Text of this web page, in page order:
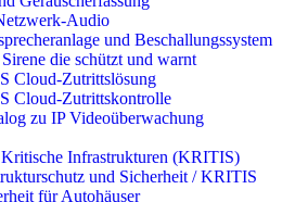
Audio
und Beschallungssystem
die schützt und warnt
Cloud-Zutrittslösung
Cloud-Zutrittskontrolle
zu IP Videoüberwachung
Infrastrukturen (KRITIS)
und Sicherheit / KRITIS
für Autohäuser